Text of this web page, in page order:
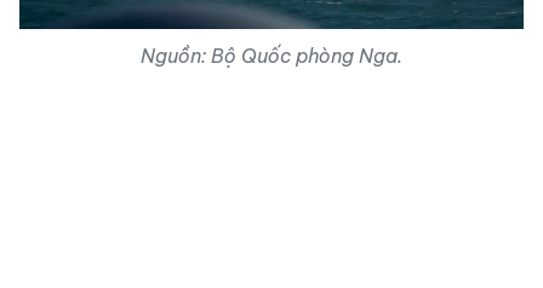
Nguồn: Bộ Quốc phòng Nga.